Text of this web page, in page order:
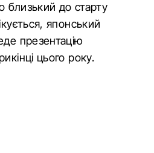
близький до старту
японський
презентацію
цього року.